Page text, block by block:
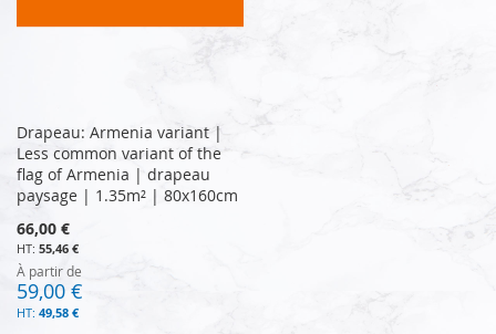
Drapeau: Armenia variant |
Less common variant of the
flag of Armenia | drapeau
paysage | 1.35m² | 80x160cm
66,00 €
55,46 €
À partir de
59,00 €
49,58 €